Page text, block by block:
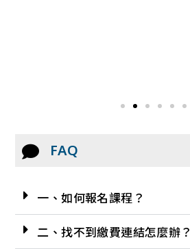
FAQ
一、如何報名課程？
二、找不到繳費連結怎麼辦？